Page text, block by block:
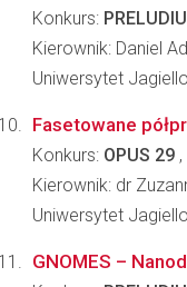
Konkurs:
Kierownik: Daniel
Uniwersytet
Fasetowane
Konkurs: OPUS 29
Kierownik: dr
Uniwersytet
GNOMES –